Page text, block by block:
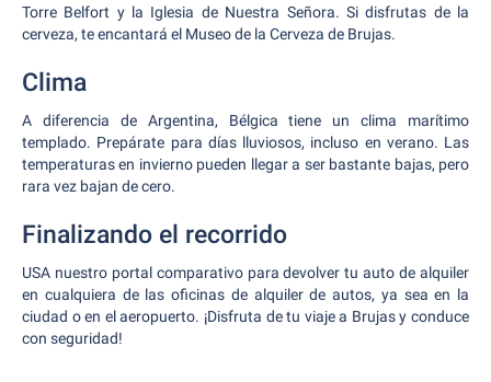
Torre Belfort y la Iglesia de Nuestra Señora. Si disfrutas de la
cerveza, te encantará el Museo de la Cerveza de Brujas.
Clima
A diferencia de Argentina, Bélgica tiene un clima marítimo
templado. Prepárate para días lluviosos, incluso en verano. Las
temperaturas en invierno pueden llegar a ser bastante bajas, pero
rara vez bajan de cero.
Finalizando el recorrido
USA nuestro portal comparativo para devolver tu auto de alquiler
en cualquiera de las oficinas de alquiler de autos, ya sea en la
ciudad o en el aeropuerto. ¡Disfruta de tu viaje a Brujas y conduce
con seguridad!